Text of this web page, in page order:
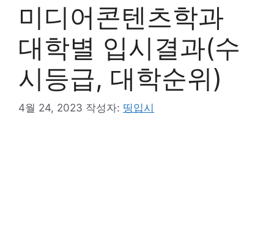
미디어콘텐츠학과
대학별 입시결과(수
시등급, 대학순위)
4월 24, 2023 작성자: 띵입시